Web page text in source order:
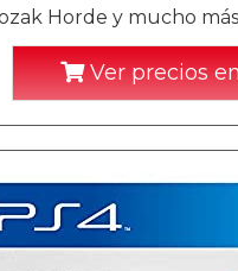
Horde y mucho
Ver precios